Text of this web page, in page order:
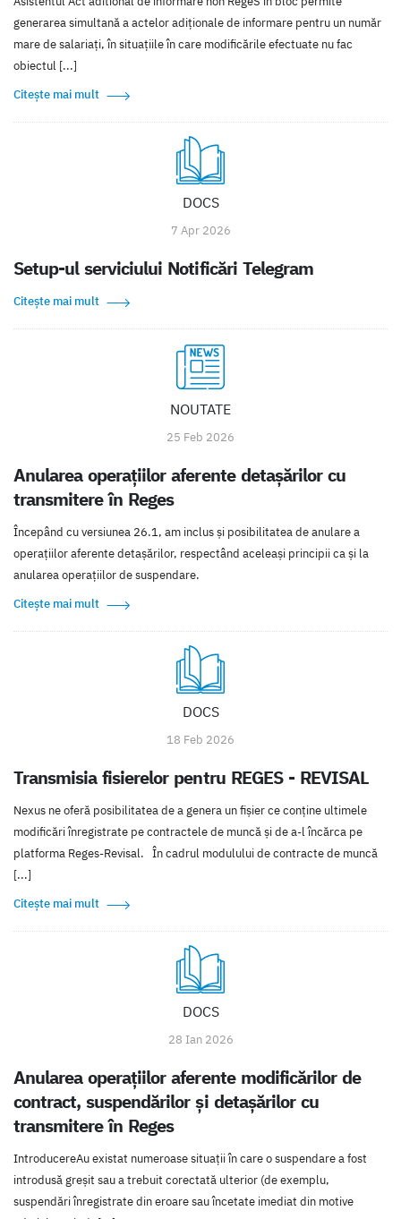
generarea simultană a actelor adiționale de informare pentru un număr
mare de salariați, în situațiile în care modificările efectuate nu fac
obiectul [...]
Citește mai mult
DOCS
7 Apr 2026
Setup-ul serviciului Notificări Telegram
Citește mai mult
NOUTATE
25 Feb 2026
Anularea operațiilor aferente detașărilor cu
transmitere în Reges
Începând cu versiunea 26.1, am inclus și posibilitatea de anulare a
operațiilor aferente detașărilor, respectând aceleași principii ca și la
anularea operațiilor de suspendare.
Citește mai mult
DOCS
18 Feb 2026
Transmisia fisierelor pentru REGES - REVISAL
Nexus ne oferă posibilitatea de a genera un fișier ce conține ultimele
modificări înregistrate pe contractele de muncă și de a-l încărca pe
platforma Reges-Revisal. În cadrul modulului de contracte de muncă
[...]
Citește mai mult
DOCS
28 Ian 2026
Anularea operațiilor aferente modificărilor de
contract, suspendărilor și detașărilor cu
transmitere în Reges
IntroducereAu existat numeroase situații în care o suspendare a fost
introdusă greșit sau a trebuit corectată ulterior (de exemplu,
suspendări înregistrate din eroare sau încetate imediat din motive